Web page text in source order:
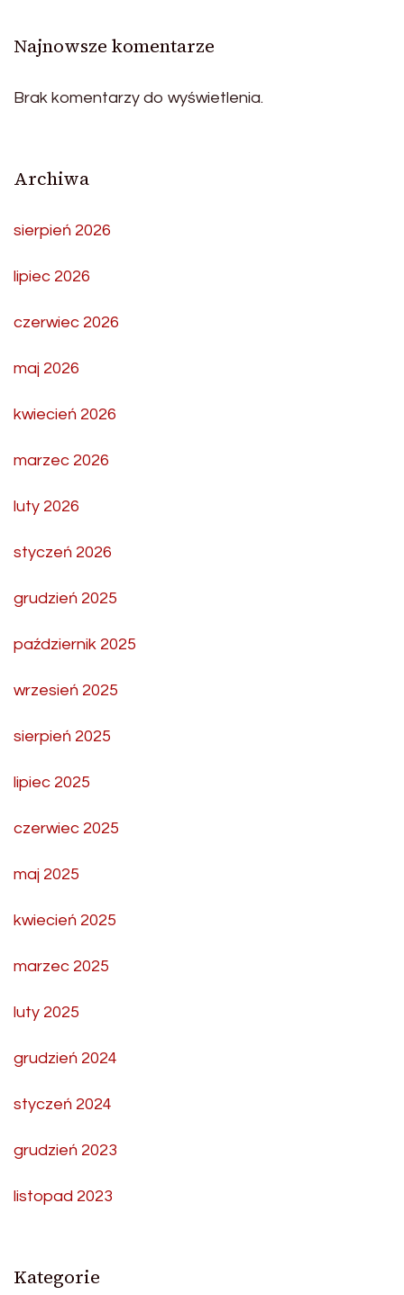
Najnowsze komentarze
Brak komentarzy do wyświetlenia.
Archiwa
sierpień 2026
lipiec 2026
czerwiec 2026
maj 2026
kwiecień 2026
marzec 2026
luty 2026
styczeń 2026
grudzień 2025
październik 2025
wrzesień 2025
sierpień 2025
lipiec 2025
czerwiec 2025
maj 2025
kwiecień 2025
marzec 2025
luty 2025
grudzień 2024
styczeń 2024
grudzień 2023
listopad 2023
Kategorie